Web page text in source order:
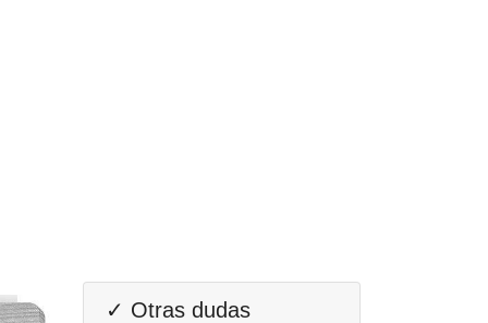
✓ Otras dudas